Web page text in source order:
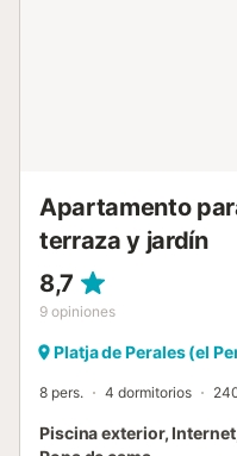
Apartamento
terraza y jardín
8,7
9 opiniones
Platja de Perales (el
8 pers. 4 dormitorios
Piscina exterior,